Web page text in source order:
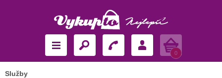
Košík
0
Služby